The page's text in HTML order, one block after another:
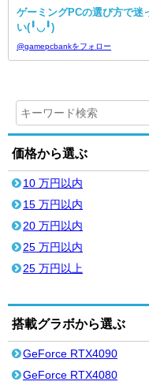
ゲーミングPCの選び方で迷
い(╹◡╹)
@gamepcbankをフォロー
価格から選ぶ
10 万円以内
15 万円以内
20 万円以内
25 万円以内
25 万円以上
搭載グラボから選ぶ
GeForce RTX4090
GeForce RTX4080